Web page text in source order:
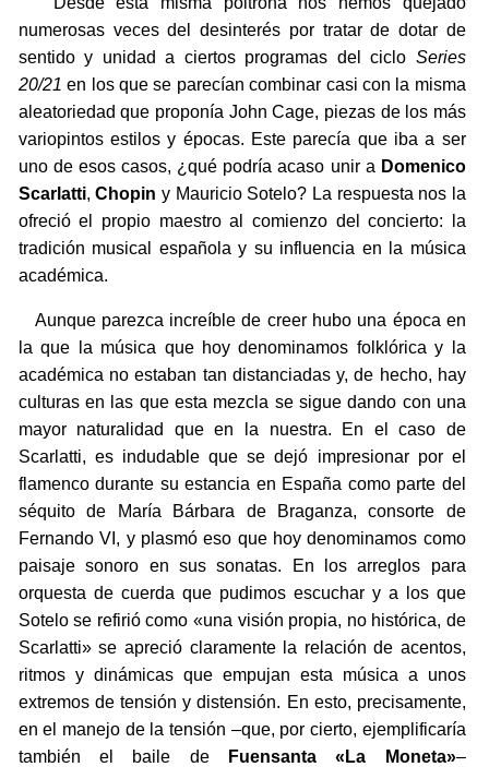
numerosas veces del desinterés por tratar de dotar de
sentido y unidad a ciertos programas del ciclo Series
20/21 en los que se parecían combinar casi con la misma
aleatoriedad que proponía John Cage, piezas de los más
variopintos estilos y épocas. Este parecía que iba a ser
uno de esos casos, ¿qué podría acaso unir a Domenico
Scarlatti,Chopin y Mauricio Sotelo? La respuesta nos la
ofreció el propio maestro al comienzo del concierto: la
tradición musical española y su influencia en la música
académica.
Aunque parezca increíble de creer hubo una época en
la que la música que hoy denominamos folklórica y la
académica no estaban tan distanciadas y, de hecho, hay
culturas en las que esta mezcla se sigue dando con una
mayor naturalidad que en la nuestra. En el caso de
Scarlatti, es indudable que se dejó impresionar por el
flamenco durante su estancia en España como parte del
séquito de María Bárbara de Braganza, consorte de
Fernando VI, y plasmó eso que hoy denominamos como
paisaje sonoro en sus sonatas. En los arreglos para
orquesta de cuerda que pudimos escuchar y a los que
Sotelo se refirió como «una visión propia, no histórica, de
Scarlatti» se apreció claramente la relación de acentos,
ritmos y dinámicas que empujan esta música a unos
extremos de tensión y distensión. En esto, precisamente,
en el manejo de la tensión –que, por cierto, ejemplificaría
también el baile de
Fuensanta «La Moneta»–